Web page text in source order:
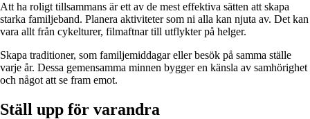
Att ha roligt tillsammans är ett av de mest effektiva sätten att skapa
starka familjeband. Planera aktiviteter som ni alla kan njuta av. Det kan
vara allt från cykelturer, filmaftnar till utflykter på helger.
Skapa traditioner, som familjemiddagar eller besök på samma ställe
varje år. Dessa gemensamma minnen bygger en känsla av samhörighet
och något att se fram emot.
Ställ upp för varandra